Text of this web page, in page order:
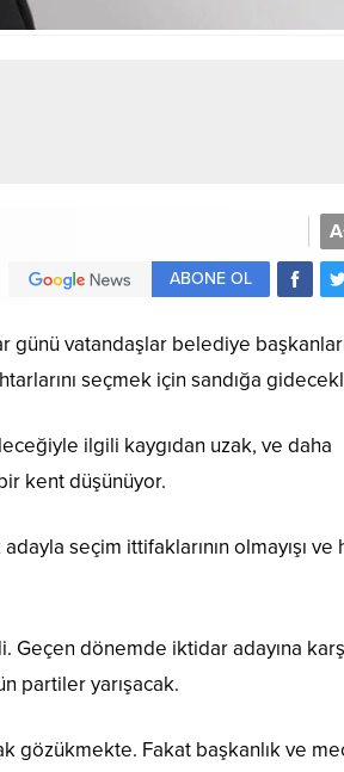
A
ABONE OL
günü vatandaşlar belediye
seçmek için sandığa
ilgili kaygıdan uzak, ve daha
kent düşünüyor.
seçim ittifaklarının olmayışı ve
Geçen dönemde iktidar adayına
partiler yarışacak.
gözükmekte. Fakat başkanlık ve